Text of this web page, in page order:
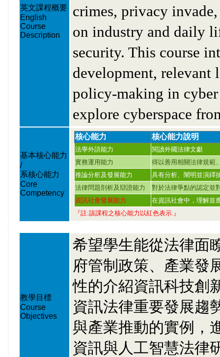
英文課程概要
English
Course
Description
crimes, privacy
on industry and daily
security. This course
development, relevant
policy-making in cyber
explore cyberspace
基本核心能力
/
系核心能力
Core
Competency
核心能力 核心能力說明
法學外語能力
閱讀外國法律文獻
實務運用能力
得以善用相關法律規範
推論分析及發展能力
具有分析、闡明並演繹
法律問題剖析及辯證能力
對於法律爭點的認定並
資訊社會發展能力
在資訊社會中，理解並
『註:該課程之核心能力以紅色表示.』
教學目標
Course
Objectives
希望學生能從法律面
府管制政策、產業發
性的介紹資訊科技創
資訊法律重要發展趨
與產業推動的實例，
資訊與人工智慧法律